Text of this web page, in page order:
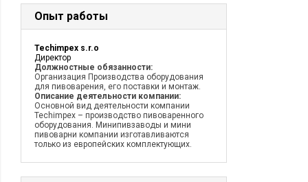
Опыт работы
Techimpex s.r.o
Директор
Должностные обязанности:
Организация Производства оборудования
для пивоварения, его поставки и монтаж.
Описание деятельности компании:
Основной вид деятельности компании
Techimpex – производство пивоваренного
оборудования. Минипивзаводы и мини
пивоварни компании изготавливаются
только из европейских комплектующих.